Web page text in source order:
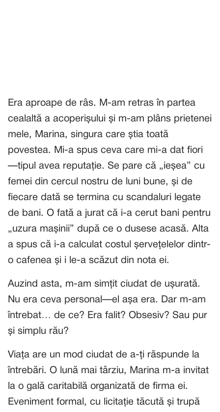
Era aproape de râs. M-am retras în partea
cealaltă a acoperișului și m-am plâns prietenei
mele, Marina, singura care știa toată
povestea. Mi-a spus ceva care mi-a dat fiori
—tipul avea reputație. Se pare că „ieșea” cu
femei din cercul nostru de luni bune, și de
fiecare dată se termina cu scandaluri legate
de bani. O fată a jurat că i-a cerut bani pentru
„uzura mașinii” după ce o dusese acasă. Alta
a spus că i-a calculat costul șervețelelor dintr-
o cafenea și i le-a scăzut din nota ei.
Auzind asta, m-am simțit ciudat de ușurată.
Nu era ceva personal—el așa era. Dar m-am
întrebat… de ce? Era falit? Obsesiv? Sau pur
și simplu rău?
Viața are un mod ciudat de a-ți răspunde la
întrebări. O lună mai târziu, Marina m-a invitat
la o gală caritabilă organizată de firma ei.
Eveniment formal, cu licitație tăcută și trupă